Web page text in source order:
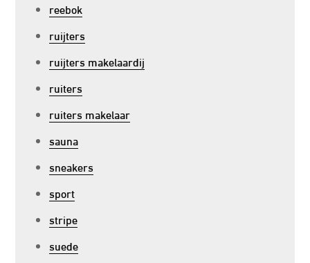
reebok
ruijters
ruijters makelaardij
ruiters
ruiters makelaar
sauna
sneakers
sport
stripe
suede